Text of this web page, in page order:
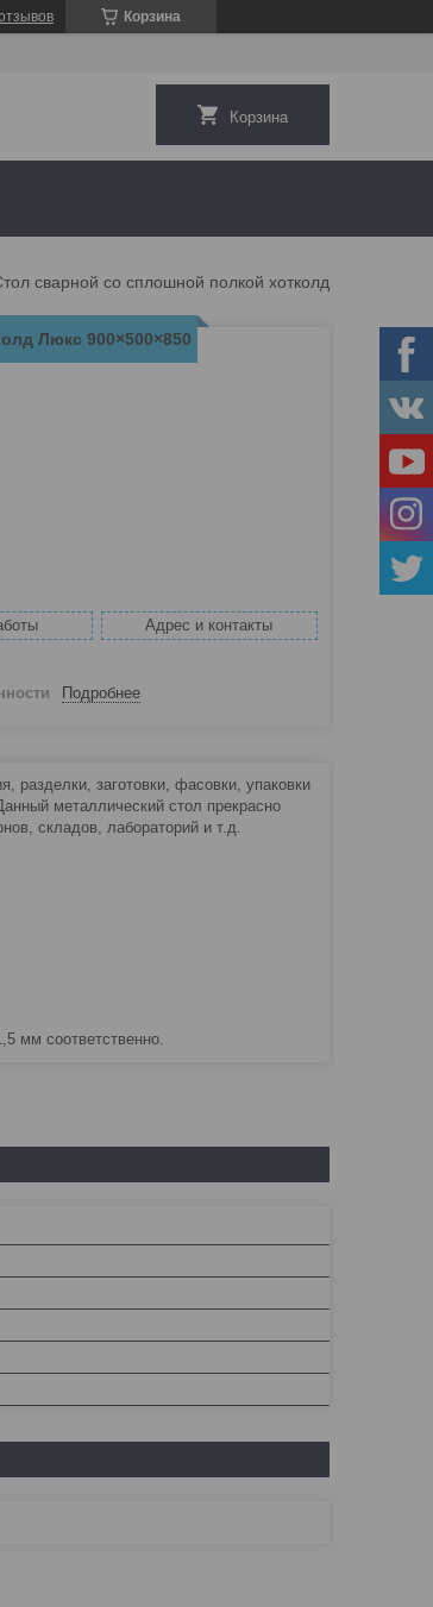
Корзина
Корзина
Люкс 900×500×850
Адрес и контакты
Подробнее
разделки, заготовки, фасовки, упаковки
металлический стол прекрасно
складов, лабораторий и т.д.
мм соответственно.